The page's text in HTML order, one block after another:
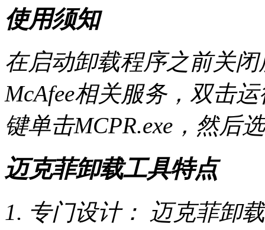
使用须知
在启动卸载程序之前关
McAfee相关服务，双击
键单击MCPR.exe，然后
迈克菲卸载工具特点
1. 专门设计： 迈克菲卸